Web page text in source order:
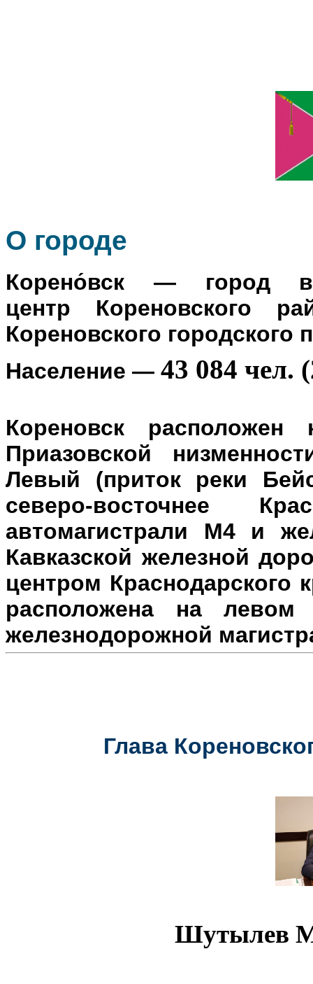
О городе
Корено́вск — город в
центр Кореновского
Кореновского городского
Население — 43 084 чел.
Кореновск
Приазовской
Левый (приток реки
северо-восточнее
автомагистрали М4 и
Кавказской железной
центром Краснодарского
расположена на левом
железнодорожной
Глава
Шутылев